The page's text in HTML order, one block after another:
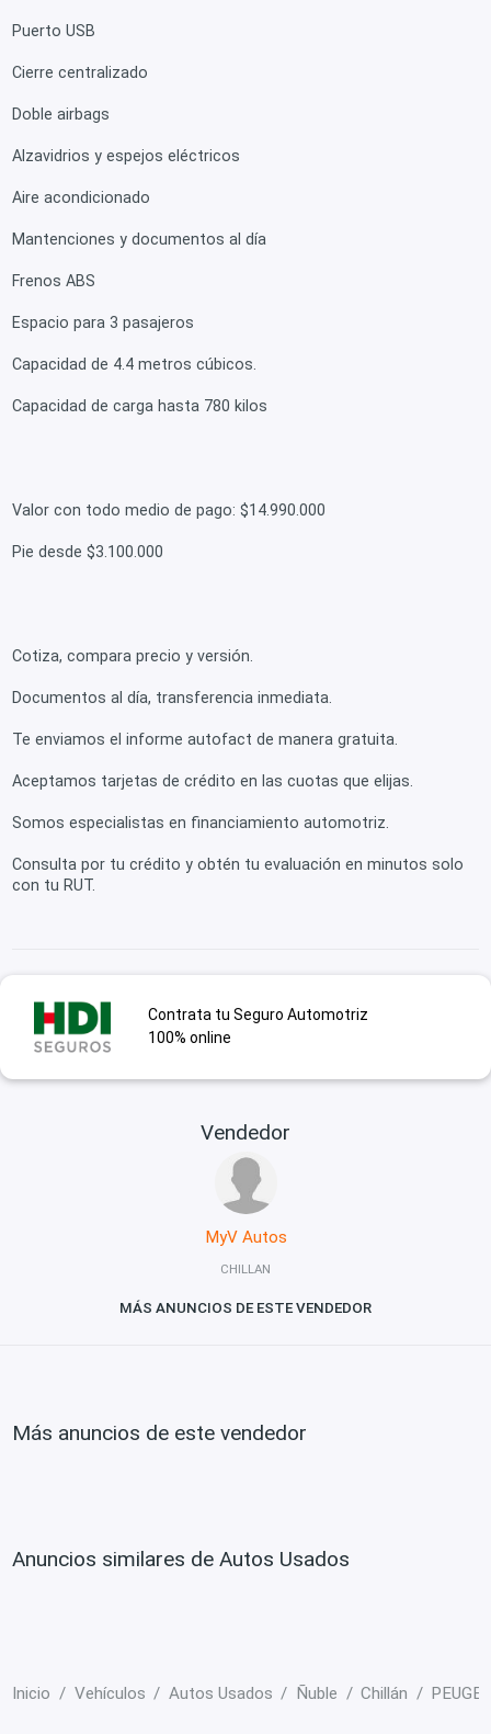
Puerto USB
Cierre centralizado
Doble airbags
Alzavidrios y espejos eléctricos
Aire acondicionado
Mantenciones y documentos al día
Frenos ABS
Espacio para 3 pasajeros
Capacidad de 4.4 metros cúbicos.
Capacidad de carga hasta 780 kilos
Valor con todo medio de pago: $14.990.000
Pie desde $3.100.000
Cotiza, compara precio y versión.
Documentos al día, transferencia inmediata.
Te enviamos el informe autofact de manera gratuita.
Aceptamos tarjetas de crédito en las cuotas que elijas.
Somos especialistas en financiamiento automotriz.
Consulta por tu crédito y obtén tu evaluación en minutos solo
con tu RUT.
Contrata tu Seguro Automotriz
100% online
Vendedor
MyV Autos
CHILLAN
MÁS ANUNCIOS DE ESTE VENDEDOR
Más anuncios de este vendedor
Anuncios similares de Autos Usados
Inicio Vehículos Autos Usados Ñuble Chillán